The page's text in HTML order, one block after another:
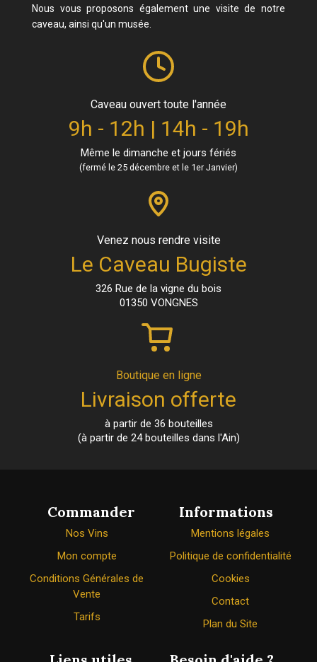
Nous vous proposons également une visite de notre
caveau, ainsi qu'un musée.
Caveau ouvert toute l'année
9h - 12h | 14h - 19h
Même le dimanche et jours fériés
(fermé le 25 décembre et le 1er Janvier)
Venez nous rendre visite
Le Caveau Bugiste
326 Rue de la vigne du bois
01350 VONGNES
Boutique en ligne
Livraison offerte
à partir de 36 bouteilles
(à partir de 24 bouteilles dans l'Ain)
Commander
Nos Vins
Mon compte
Conditions Générales de
Vente
Tarifs
Informations
Mentions légales
Politique de confidentialité
Cookies
Contact
Plan du Site